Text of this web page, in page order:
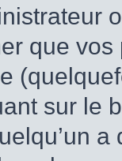
que
sur le